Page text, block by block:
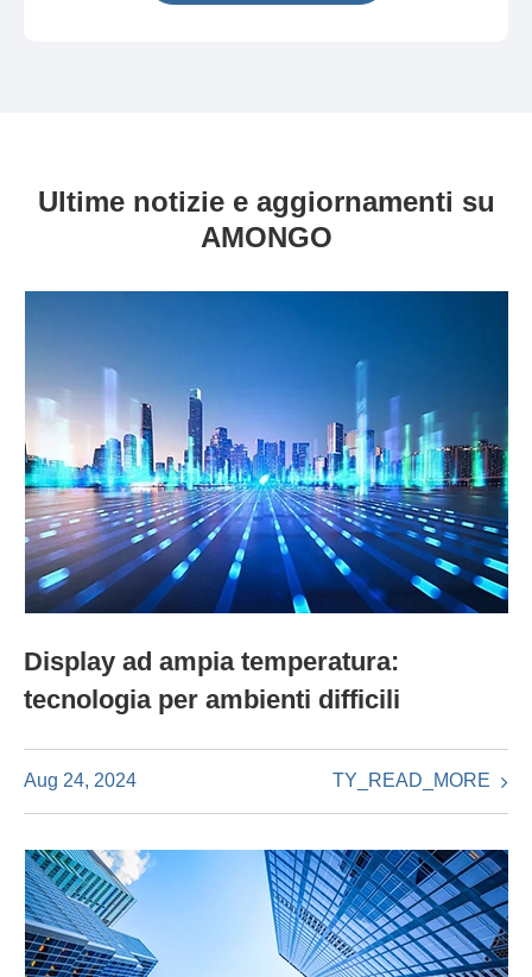
Ultime notizie e aggiornamenti su
AMONGO
Display ad ampia temperatura:
tecnologia per ambienti difficili
Aug 24, 2024 TY_READ_MORE